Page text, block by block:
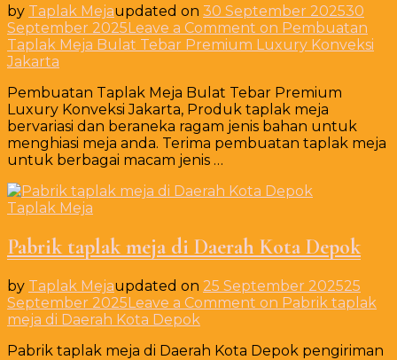
by Taplak Mejaupdated on 30 September 202530
September 2025 Leave a Comment on Pembuatan
Taplak Meja Bulat Tebar Premium Luxury Konveksi
Jakarta
Pembuatan Taplak Meja Bulat Tebar Premium
Luxury Konveksi Jakarta, Produk taplak meja
bervariasi dan beraneka ragam jenis bahan untuk
menghiasi meja anda. Terima pembuatan taplak meja
untuk berbagai macam jenis …
Taplak Meja
Pabrik taplak meja di Daerah Kota Depok
by Taplak Mejaupdated on 25 September 202525
September 2025 Leave a Comment on Pabrik taplak
meja di Daerah Kota Depok
Pabrik taplak meja di Daerah Kota Depok pengiriman